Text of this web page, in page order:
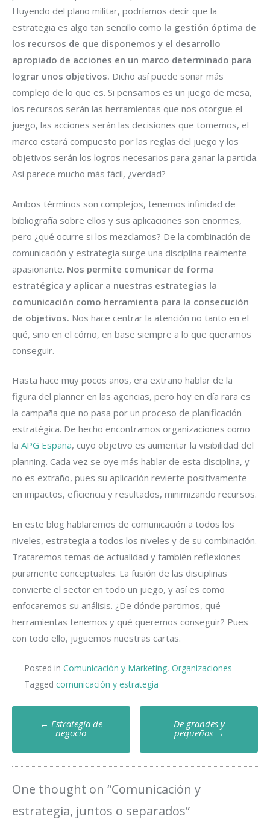
Huyendo del plano militar, podríamos decir que la
estrategia es algo tan sencillo como la gestión óptima de
los recursos de que disponemos y el desarrollo
apropiado de acciones en un marco determinado para
lograr unos objetivos. Dicho así puede sonar más
complejo de lo que es. Si pensamos es un juego de mesa,
los recursos serán las herramientas que nos otorgue el
juego, las acciones serán las decisiones que tomemos, el
marco estará compuesto por las reglas del juego y los
objetivos serán los logros necesarios para ganar la partida.
Así parece mucho más fácil, ¿verdad?
Ambos términos son complejos, tenemos infinidad de
bibliografía sobre ellos y sus aplicaciones son enormes,
pero ¿qué ocurre si los mezclamos? De la combinación de
comunicación y estrategia surge una disciplina realmente
apasionante. Nos permite comunicar de forma
estratégica y aplicar a nuestras estrategias la
comunicación como herramienta para la consecución
de objetivos. Nos hace centrar la atención no tanto en el
qué, sino en el cómo, en base siempre a lo que queramos
conseguir.
Hasta hace muy pocos años, era extraño hablar de la
figura del planner en las agencias, pero hoy en día rara es
la campaña que no pasa por un proceso de planificación
estratégica. De hecho encontramos organizaciones como
la APG España, cuyo objetivo es aumentar la visibilidad del
planning. Cada vez se oye más hablar de esta disciplina, y
no es extraño, pues su aplicación revierte positivamente
en impactos, eficiencia y resultados, minimizando recursos.
En este blog hablaremos de comunicación a todos los
niveles, estrategia a todos los niveles y de su combinación.
Trataremos temas de actualidad y también reflexiones
puramente conceptuales. La fusión de las disciplinas
convierte el sector en todo un juego, y así es como
enfocaremos su análisis. ¿De dónde partimos, qué
herramientas tenemos y qué queremos conseguir? Pues
con todo ello, juguemos nuestras cartas.
Posted in Comunicación y Marketing, Organizaciones
Tagged comunicación y estrategia
Post
navigation
← Estrategia de
negocio
De grandes y
pequeños →
One thought on “Comunicación y
estrategia, juntos o separados”